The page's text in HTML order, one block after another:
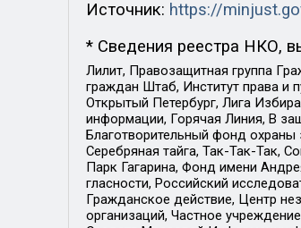
Источник: https://
* Сведения реестра НКО,
Лилит, Правозащитная группа
граждан Штаб, Институт права
Открытый Петербург, Лига
информации, Горячая Линия, В
Благотворительный фонд
Серебряная тайга, Так-Так-Так,
Парк Гагарина, Фонд имени
гласности, Российский
Гражданское действие, Центр
организаций, Частное